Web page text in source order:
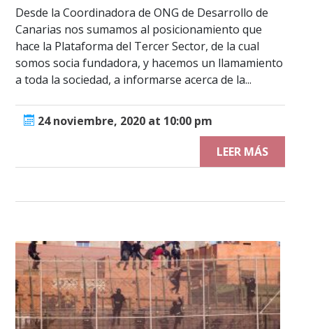
Desde la Coordinadora de ONG de Desarrollo de
Canarias nos sumamos al posicionamiento que
hace la Plataforma del Tercer Sector, de la cual
somos socia fundadora, y hacemos un llamamiento
a toda la sociedad, a informarse acerca de la...
24 noviembre, 2020 at 10:00 pm
LEER MÁS